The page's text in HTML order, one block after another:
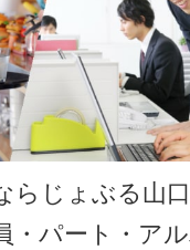
らじょぶる山
・パート・ア